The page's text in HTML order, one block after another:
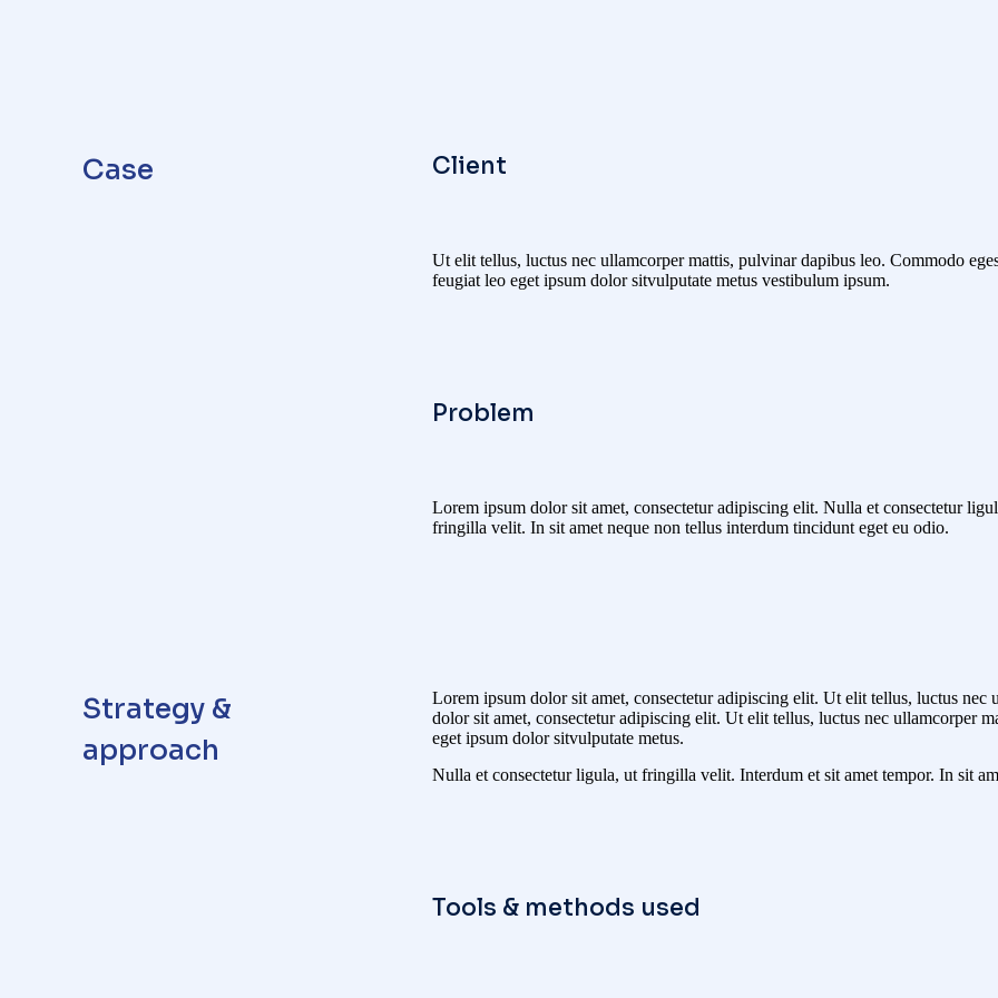
Case Client
Ut elit tellus, luctus nec ullamcorper mattis, pulvinar dapibus leo. Commodo
feugiat leo eget ipsum dolor sitvulputate metus vestibulum ipsum.
Problem
Lorem ipsum dolor sit amet, consectetur adipiscing elit. Nulla et consectetur
fringilla velit. In sit amet neque non tellus interdum tincidunt eget eu odio.
Strategy &
approach
Lorem ipsum dolor sit amet, consectetur adipiscing elit. Ut elit tellus, luctus
dolor sit amet, consectetur adipiscing elit. Ut elit tellus, luctus nec ullamcorper
eget ipsum dolor sitvulputate metus.
Nulla et consectetur ligula, ut fringilla velit. Interdum et sit amet tempor. In sit
Tools & methods used